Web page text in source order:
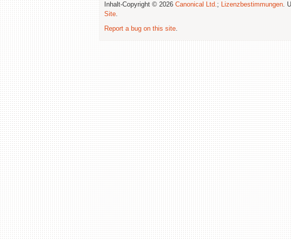
Inhalt-Copyright © 2026 Canonical Ltd.; Lizenzbestimmungen.
Site.
Report a bug on this site.